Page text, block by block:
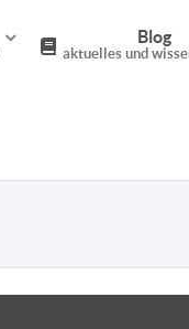
Blog
aktuelles und